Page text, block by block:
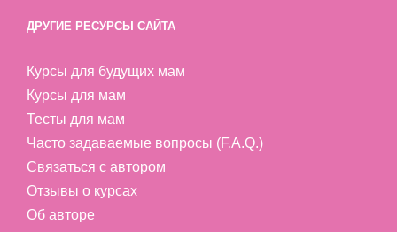
ДРУГИЕ РЕСУРСЫ САЙТА
Курсы для будущих мам
Курсы для мам
Тесты для мам
Часто задаваемые вопросы (F.A.Q.)
Связаться с автором
Отзывы о курсах
Об авторе